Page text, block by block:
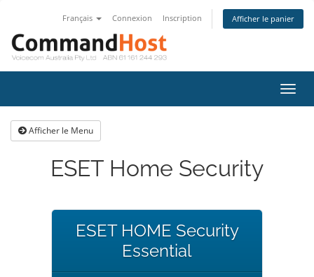
Français Connexion Inscription Afficher le panier
la
Afficher le Menu
ESET Home Security
ESET HOME Security
Essential